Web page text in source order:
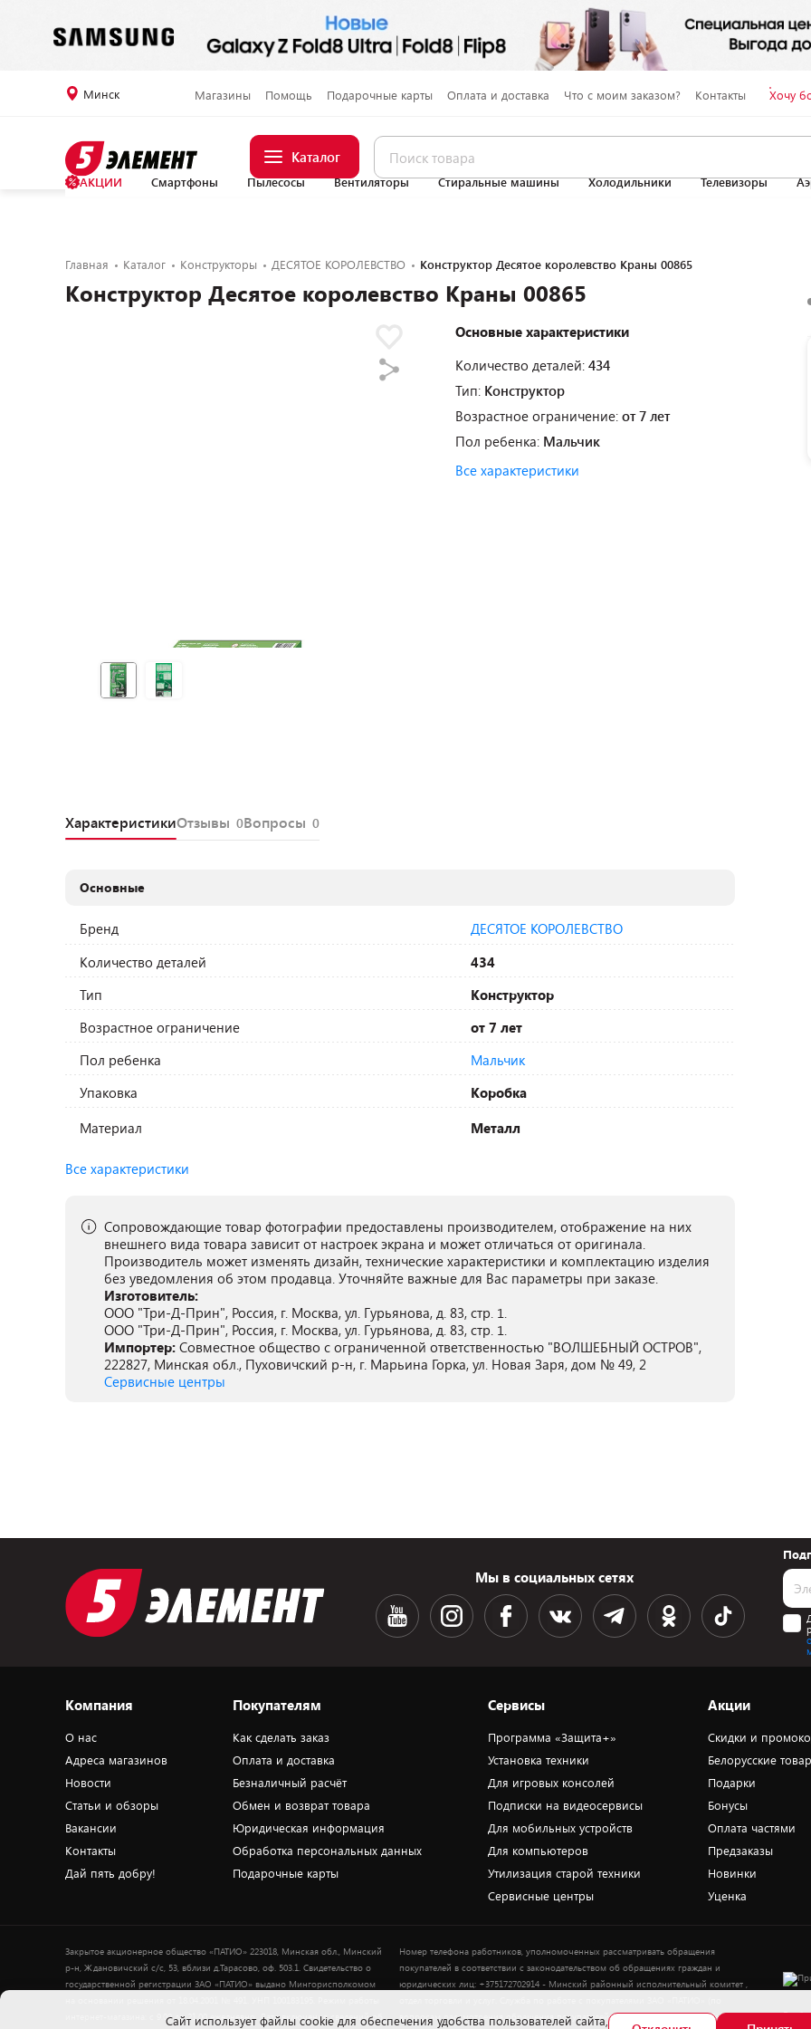
Минск Магазины Помощь Подарочные карты Оплата и доставка Что с моим заказом? Контакты Хочу
Каталог
АКЦИИ Смартфоны Пылесосы Вентиляторы Стиральные машины Холодильники Телевизоры
Главная Каталог Конструкторы ДЕСЯТОЕ КОРОЛЕВСТВО Конструктор Десятое королевство Краны 00865
Конструктор Десятое королевство Краны 00865
Основные характеристики
Количество деталей: 434
Тип: Конструктор
Возрастное ограничение: от 7 лет
Пол ребенка: Мальчик
Все характеристики
ХарактеристикиОтзывы 0Вопросы 0
Основные
Бренд
ДЕСЯТОЕ КОРОЛЕВСТВО
Количество деталей
434
Тип
Конструктор
Возрастное ограничение
от 7 лет
Пол ребенка
Мальчик
Упаковка
Коробка
Материал
Металл
Все характеристики
Сопровождающие товар фотографии предоставлены производителем, отображение на них
внешнего вида товара зависит от настроек экрана и может отличаться от оригинала.
Производитель может изменять дизайн, технические характеристики и комплектацию изделия
без уведомления об этом продавца. Уточняйте важные для Вас параметры при заказе.
Изготовитель:
ООО "Три-Д-Прин", Россия, г. Москва, ул. Гурьянова, д. 83, стр. 1.
ООО "Три-Д-Прин", Россия, г. Москва, ул. Гурьянова, д. 83, стр. 1.
Импортер: Совместное общество с ограниченной ответственностью "ВОЛШЕБНЫЙ ОСТРОВ",
222827, Минская обл., Пуховичский р-н, г. Марьина Горка, ул. Новая Заря, дом № 49, 2
Сервисные центры
Мы в социальных сетях
Компания
О нас
Адреса магазинов
Новости
Статьи и обзоры
Вакансии
Контакты
Дай пять добру!
Покупателям
Как сделать заказ
Оплата и доставка
Безналичный расчёт
Обмен и возврат товара
Юридическая информация
Обработка персональных данных
Подарочные карты
Сервисы
Программа «Защита+»
Установка техники
Для игровых консолей
Подписки на видеосервисы
Для мобильных устройств
Для компьютеров
Утилизация старой техники
Сервисные центры
Акции
Скидки и
Белорусские
Подарки
Бонусы
Оплата частями
Предзаказы
Новинки
Уценка
Закрытое акционерное общество «ПАТИО» 223018, Минская обл., Минский
р-н, Ждановичский с/с, 53, вблизи д.Тарасово, оф. 503.1. Свидетельство о
государственной регистрации ЗАО «ПАТИО» выдано Мингорисполкомом
интернет-магазина: с 9.00 до 21.00 ежедневно. Дата включения сведений об
Номер телефона работников, уполномоченных рассматривать обращения
покупателей в соответствии с законодательством об обращениях граждан и
юридических лиц: +375172702914 - Минский районный исполнительный комитет ,
вопросам рассмотрения обращения покупателей о нарушении их прав): Тел.:
Cайт использует файлы cookie для обеспечения удобства пользователей сайта,